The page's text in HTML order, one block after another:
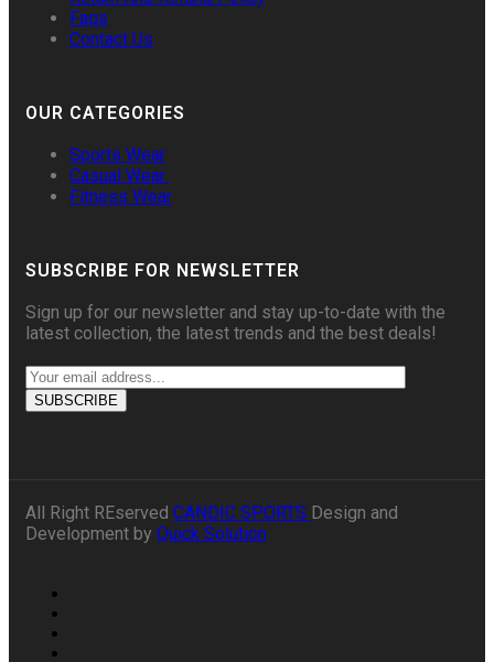
Faqs
Contact Us
OUR CATEGORIES
Sports Wear
Casual Wear
Fitness Wear
SUBSCRIBE FOR NEWSLETTER
Sign up for our newsletter and stay up-to-date with the
latest collection, the latest trends and the best deals!
All Right REserved CANDIC SPORTS Design and
Development by Quick Solution